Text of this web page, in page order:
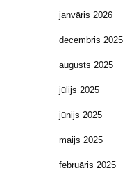
janvāris 2026
decembris 2025
augusts 2025
jūlijs 2025
jūnijs 2025
maijs 2025
februāris 2025